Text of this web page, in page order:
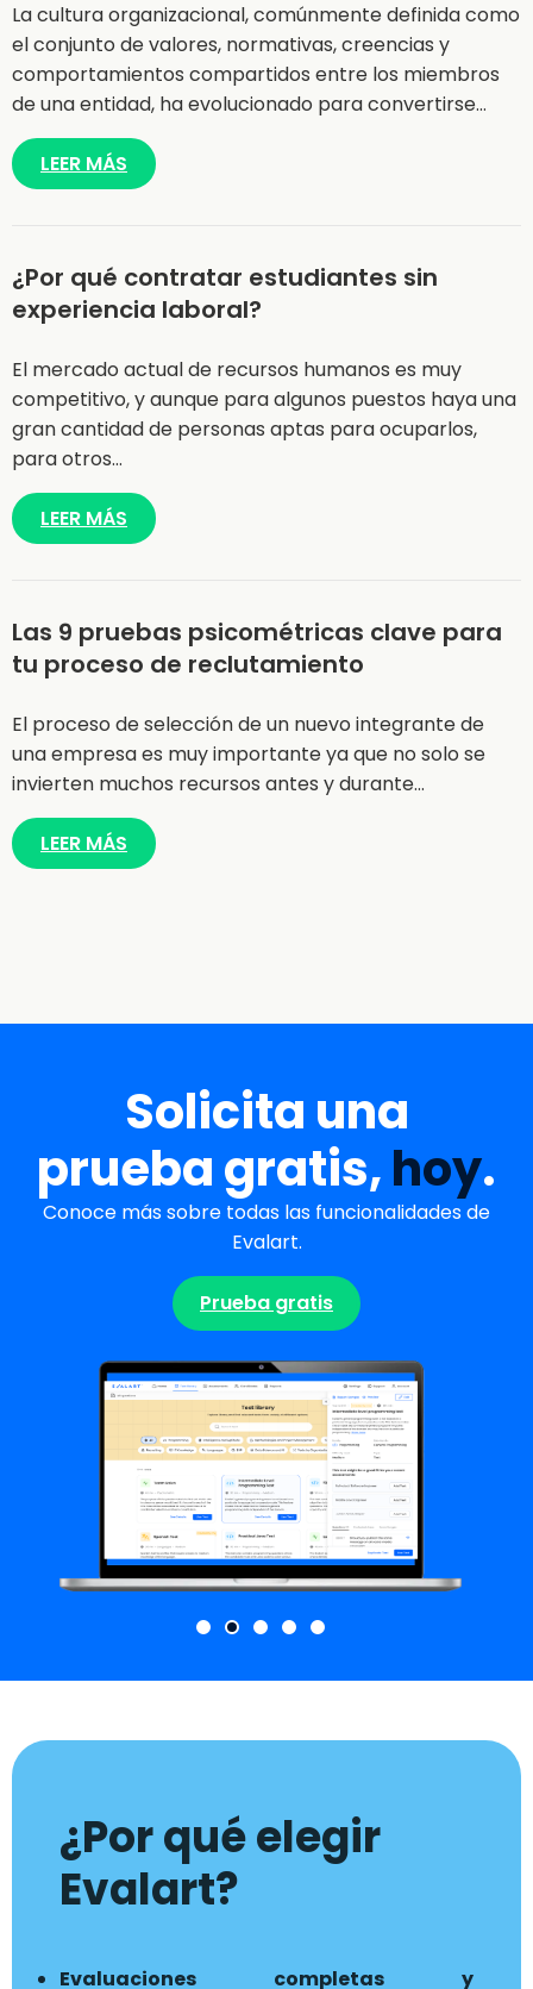
La cultura organizacional, comúnmente definida como
el conjunto de valores, normativas, creencias y
comportamientos compartidos entre los miembros
de una entidad, ha evolucionado para convertirse…
LEER MÁS
¿Por qué contratar estudiantes sin
experiencia laboral?
El mercado actual de recursos humanos es muy
competitivo, y aunque para algunos puestos haya una
gran cantidad de personas aptas para ocuparlos,
para otros…
LEER MÁS
Las 9 pruebas psicométricas clave para
tu proceso de reclutamiento
El proceso de selección de un nuevo integrante de
una empresa es muy importante ya que no solo se
invierten muchos recursos antes y durante…
LEER MÁS
Solicita una
prueba gratis,hoy.
Conoce más sobre todas las funcionalidades de
Evalart.
Prueba gratis
¿Por qué elegir
Evalart?
Evaluaciones completas y